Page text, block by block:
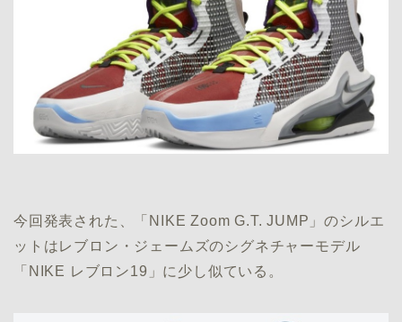
今回発表された、「NIKE Zoom G.T. JUMP」のシルエ
ットはレブロン・ジェームズのシグネチャーモデル
「NIKE レブロン19」に少し似ている。